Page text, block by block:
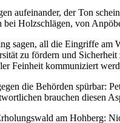
aufeinander, der Ton
bei Holzschlägen, von
sagen, all die Eingriffe am
zu fördern und
Feinheit kommuniziert
die Behörden spürbar:
brauchen diesen